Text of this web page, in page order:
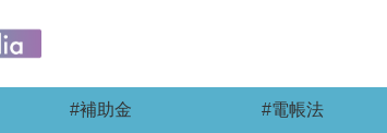
#補助金 #電帳法